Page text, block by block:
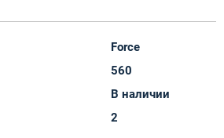
Force
560
В наличии
2